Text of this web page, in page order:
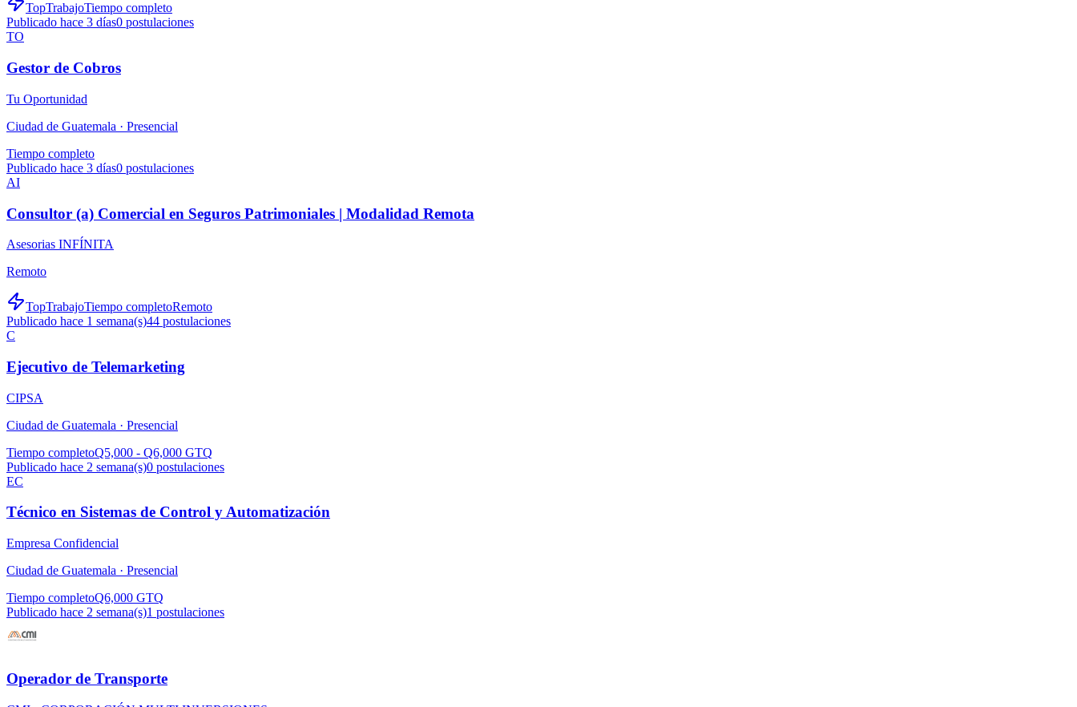
TopTrabajoTiempo completo
Publicado hace 3 días0 postulaciones
TO
Gestor de Cobros
Tu Oportunidad
Ciudad de Guatemala · Presencial
Tiempo completo
Publicado hace 3 días0 postulaciones
AI
Consultor (a) Comercial en Seguros Patrimoniales | Modalidad Remota
Asesorias INFÍNITA
Remoto
TopTrabajoTiempo completoRemoto
Publicado hace 1 semana(s)44 postulaciones
C
Ejecutivo de Telemarketing
CIPSA
Ciudad de Guatemala · Presencial
Tiempo completoQ5,000 - Q6,000 GTQ
Publicado hace 2 semana(s)0 postulaciones
EC
Técnico en Sistemas de Control y Automatización
Empresa Confidencial
Ciudad de Guatemala · Presencial
Tiempo completoQ6,000 GTQ
Publicado hace 2 semana(s)1 postulaciones
Operador de Transporte